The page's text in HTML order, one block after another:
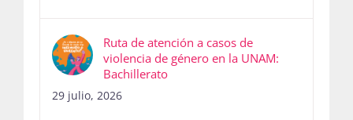
Ruta de atención a casos de
violencia de género en la UNAM:
Bachillerato
29 julio, 2026